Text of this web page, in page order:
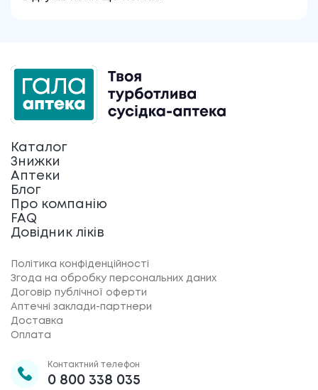
Каталог
Знижки
Аптеки
Блог
Про компанію
FAQ
Довідник ліків
Політика конфіденційності
Згода на обробку персональних даних
Договір публічної оферти
Аптечні заклади-партнери
Доставка
Оплата
Контактний телефон
0 800 338 035